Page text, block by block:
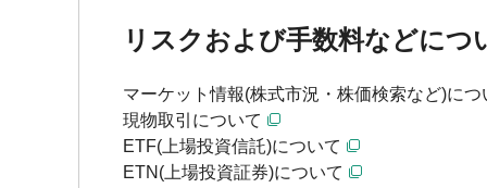
リスクおよび手数料などにつ
マーケット情報(株式市況・株価検索など)につ
現物取引について
ETF(上場投資信託)について
ETN(上場投資証券)について